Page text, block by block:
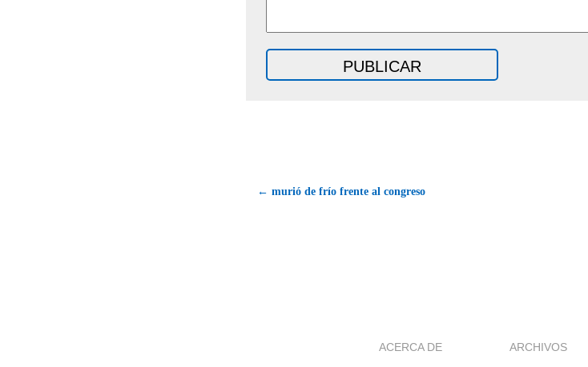
← murió de frío frente al congreso
ACERCA DE ARCHIVOS